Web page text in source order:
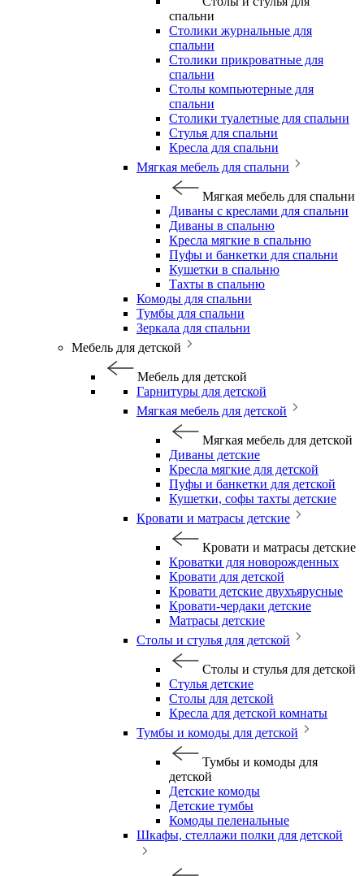
спальни
Столики журнальные для
спальни
Столики прикроватные для
спальни
Столы компьютерные для
спальни
Столики туалетные для спальни
Стулья для спальни
Кресла для спальни
Мягкая мебель для спальни
Мягкая мебель для спальни
Диваны с креслами для спальни
Диваны в спальню
Кресла мягкие в спальню
Пуфы и банкетки для спальни
Кушетки в спальню
Тахты в спальню
Комоды для спальни
Тумбы для спальни
Зеркала для спальни
Мебель для детской
Мебель для детской
Гарнитуры для детской
Мягкая мебель для детской
Мягкая мебель для детской
Диваны детские
Кресла мягкие для детской
Пуфы и банкетки для детской
Кушетки, софы тахты детские
Кровати и матрасы детские
Кровати и матрасы детские
Кроватки для новорожденных
Кровати для детской
Кровати детские двухъярусные
Кровати-чердаки детские
Матрасы детские
Столы и стулья для детской
Столы и стулья для детской
Стулья детские
Столы для детской
Кресла для детской комнаты
Тумбы и комоды для детской
Тумбы и комоды для
детской
Детские комоды
Детские тумбы
Комоды пеленальные
Шкафы, стеллажи полки для детской